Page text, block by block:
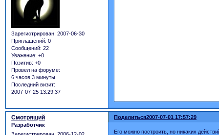
Зарегистрирован: 2007-06-30
Приглашений: 0
Сообщений: 22
Уважение: +0
Позитив: +0
Провел на форуме:
6 часов 3 минуты
Последний визит:
2007-07-25 13:29:37
Поделиться2007-07-01 17:57:29
Смотрящий
Разработчик
Его можно построить, но никаких